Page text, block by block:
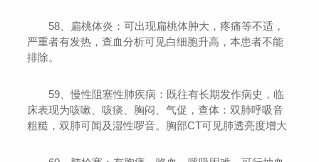
58、扁桃体炎：可出现扁桃体肿大，疼痛等不适，
严重者有发热，查血分析可见白细胞升高，本患者不能
排除。
59、慢性阻塞性肺疾病：既往有长期发作病史，临
床表现为咳嗽、咳痰、胸闷、气促，查体：双肺呼吸音
粗糙，双肺可闻及湿性啰音。胸部CT可见肺透亮度增大